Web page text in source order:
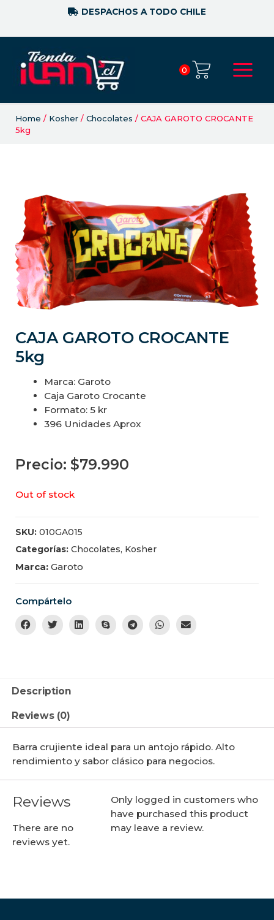
DESPACHOS A TODO CHILE
0
Home / Kosher / Chocolates / CAJA GAROTO CROCANTE
5kg
CAJA GAROTO CROCANTE
5kg
Marca: Garoto
Caja Garoto Crocante
Formato: 5 kr
396 Unidades Aprox
Precio: $79.990
Out of stock
SKU: 010GA015
Categorías: Chocolates, Kosher
Marca: Garoto
Compártelo
Description
Reviews (0)
Barra crujiente ideal para un antojo rápido. Alto
rendimiento y sabor clásico para negocios.
Reviews
There are no
reviews yet.
Only logged in customers who
have purchased this product
may leave a review.